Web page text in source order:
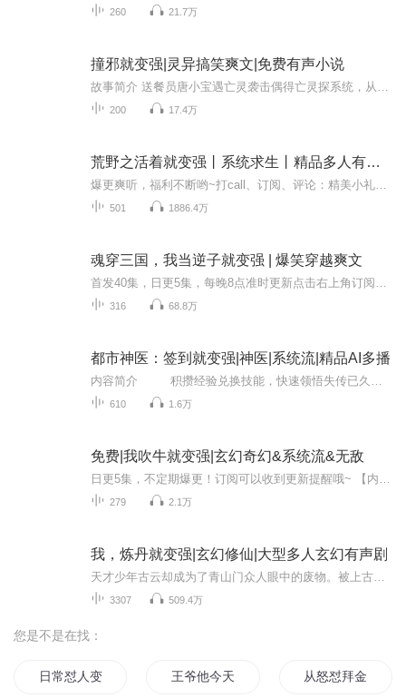
260 21.7万
撞邪就变强|灵异搞笑爽文|免费有声小说
200 17.4万
荒野之活着就变强丨系统求生丨精品多人有声剧
501 1886.4万
魂穿三国，我当逆子就变强 | 爆笑穿越爽文
316 68.8万
都市神医：签到就变强|神医|系统流|精品AI多播
610 1.6万
免费|我吹牛就变强|玄幻奇幻&系统流&无敌
279 2.1万
我，炼丹就变强|玄幻修仙|大型多人玄幻有声剧
3307 509.4万
您是不是在找：
日常怼人变强 王爷他今天也在被怼 从怒怼拜金女开